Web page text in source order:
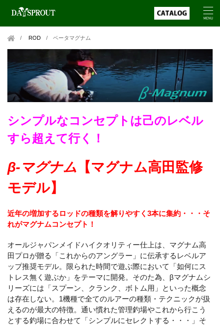
ROD /ベータマグナム
シンプルなコンセプトは己のレベル
すら超えて行く！
β-マグナム 【マグナム高田監修
モデル】
近年の増加するロッドの種類を解りやすく3本に集約・・・そ
れがマグナムコンセプト！
オールジャパンメイドハイクオリティー仕上は、マグナム高
田プロが贈る「これからのアングラー」に伝承するレベルア
ップ推奨モデル。限られた時間で遊ぶ際において「如何にス
トレス無く遊ぶか」をテーマに開発。そのた為、βマグナムシ
リーズには「スプーン、クランク、ボトム用」といった概念
は存在しない。1機種で全てのルアーの種類・テクニックが扱
えるのが最大の特徴。通い慣れた管理釣場やこれから行こう
とする釣場に合わせて「シンプルにセレクトする・・・」そ